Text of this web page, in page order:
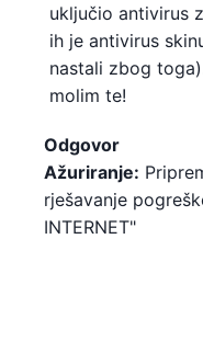
uključio antivirus
ih je antivirus
nastali zbog
molim te!
Odgovor
Ažuriranje:
rješavanje
INTERNET"